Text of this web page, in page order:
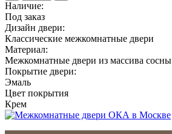
Наличие:
Под заказ
Дизайн двери:
Классические межкомнатные двери
Материал:
Межкомнатные двери из массива сосны
Покрытие двери:
Эмаль
Цвет покрытия
Крем